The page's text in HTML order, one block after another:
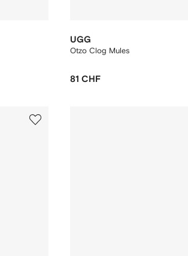
UGG
Otzo Clog Mules
81 CHF